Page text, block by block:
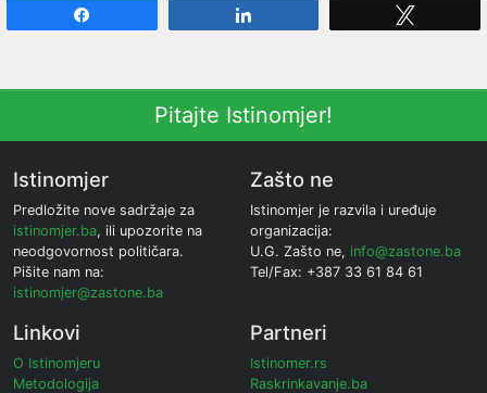
Pitajte Istinomjer!
Istinomjer
Predložite nove sadržaje za
istinomjer.ba, ili upozorite na
neodgovornost političara.
Pišite nam na:
istinomjer@zastone.ba
Zašto ne
Istinomjer je razvila i uređuje
organizacija:
U.G. Zašto ne, info@zastone.ba
Tel/Fax: +387 33 61 84 61
Linkovi
O Istinomjeru
Metodologija
Partneri
Istinomer.rs
Raskrinkavanje.ba